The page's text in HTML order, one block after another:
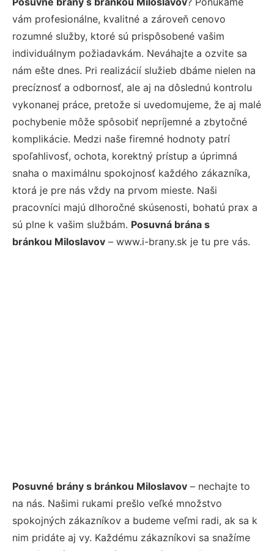
vám profesionálne, kvalitné a zároveň cenovo
rozumné služby, ktoré sú prispôsobené vašim
individuálnym požiadavkám. Neváhajte a ozvite sa
nám ešte dnes. Pri realizácií služieb dbáme nielen na
precíznosť a odbornosť, ale aj na dôslednú kontrolu
vykonanej práce, pretože si uvedomujeme, že aj malé
pochybenie môže spôsobiť nepríjemné a zbytočné
komplikácie. Medzi naše firemné hodnoty patrí
spoľahlivosť, ochota, korektný prístup a úprimná
snaha o maximálnu spokojnosť každého zákazníka,
ktorá je pre nás vždy na prvom mieste. Naši
pracovníci majú dlhoročné skúsenosti, bohatú prax a
sú plne k vašim službám. Posuvná brána s
bránkou Miloslavov – www.i-brany.sk je tu pre vás.
Posuvné brány s bránkou Miloslavov – nechajte to
na nás. Našimi rukami prešlo veľké množstvo
spokojných zákazníkov a budeme veľmi radi, ak sa k
nim pridáte aj vy. Každému zákazníkovi sa snažíme